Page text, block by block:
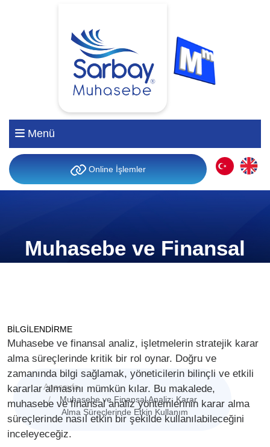
Menü
Online İşlemler
Muhasebe ve Finansal
Anasayfa
Muhasebe ve Finansal Analiz: Karar
Alma Süreçlerinde Etkin Kullanım
BİLGİLENDİRME
Muhasebe ve finansal analiz, işletmelerin stratejik karar
alma süreçlerinde kritik bir rol oynar. Doğru ve
zamanında bilgi sağlamak, yöneticilerin bilinçli ve etkili
kararlar almasını mümkün kılar. Bu makalede,
muhasebe ve finansal analiz yöntemlerinin karar alma
süreçlerinde nasıl etkin bir şekilde kullanılabileceğini
inceleyeceğiz.